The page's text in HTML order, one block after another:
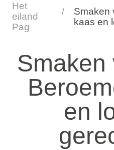
Campings
Speciale
Bestemmingen
Het
eiland
Pag
Smaken
kaas en
Smaken
en